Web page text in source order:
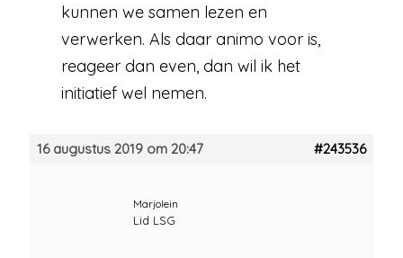
kunnen we samen lezen en
verwerken. Als daar animo voor is,
reageer dan even, dan wil ik het
initiatief wel nemen.
16 augustus 2019 om 20:47 #243536
Marjolein
Lid LSG